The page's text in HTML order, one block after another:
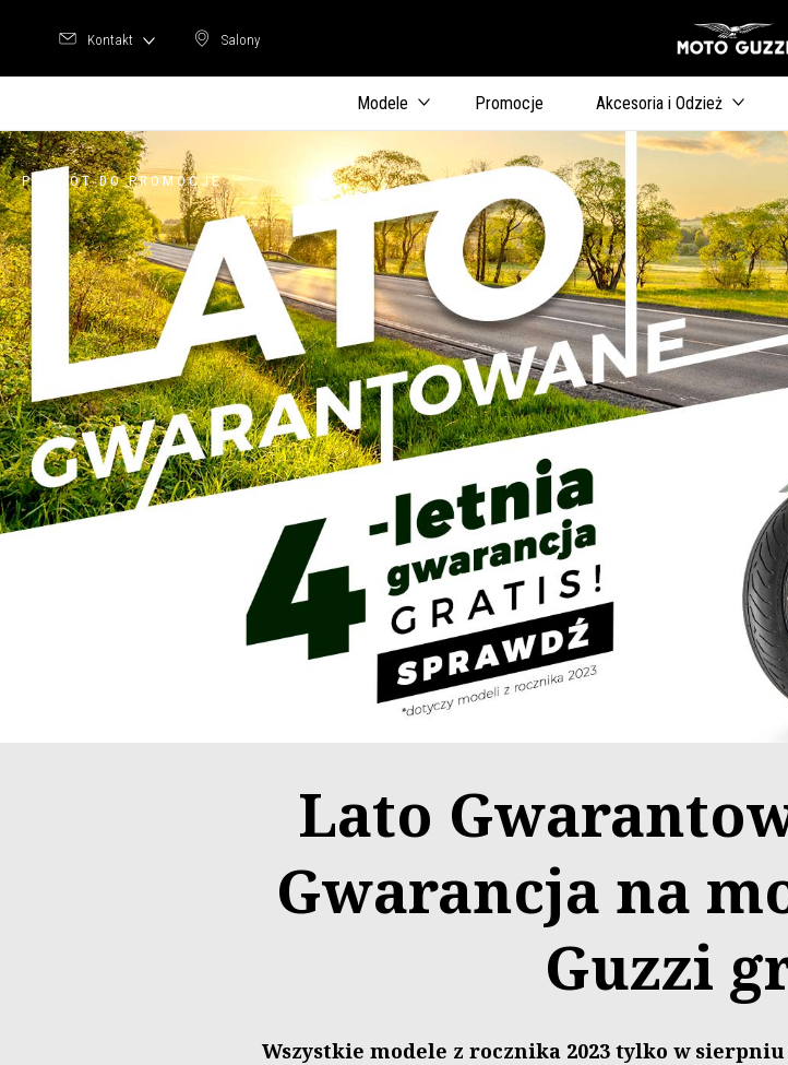
Salony
Salony
Kontakt
Modele Promocje Akcesoria i Odzież
POWRÓT DO PROMOCJE
Lato
Gwarancja na
Guzzi
Wszystkie modele z rocznika 2023 tylko w